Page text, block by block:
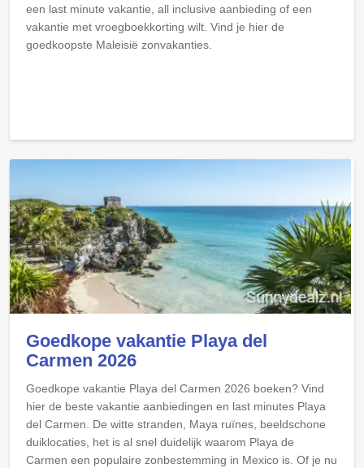
een last minute vakantie, all inclusive aanbieding of een
vakantie met vroegboekkorting wilt. Vind je hier de
goedkoopste Maleisië zonvakanties.
Goedkope vakantie Playa del
Carmen 2026
Goedkope vakantie Playa del Carmen 2026 boeken? Vind
hier de beste vakantie aanbiedingen en last minutes Playa
del Carmen. De witte stranden, Maya ruïnes, beeldschone
duiklocaties, het is al snel duidelijk waarom Playa de
Carmen een populaire zonbestemming in Mexico is. Of je nu